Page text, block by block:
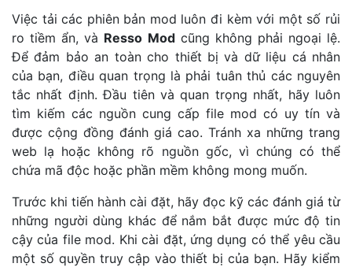
Việc tải các phiên bản mod luôn đi kèm với một số rủi
ro tiềm ẩn, và Resso Modcũng không phải ngoại lệ.
Để đảm bảo an toàn cho thiết bị và dữ liệu cá nhân
của bạn, điều quan trọng là phải tuân thủ các nguyên
tắc nhất định. Đầu tiên và quan trọng nhất, hãy luôn
tìm kiếm các nguồn cung cấp file mod có uy tín và
được cộng đồng đánh giá cao. Tránh xa những trang
web lạ hoặc không rõ nguồn gốc, vì chúng có thể
chứa mã độc hoặc phần mềm không mong muốn.
Trước khi tiến hành cài đặt, hãy đọc kỹ các đánh giá từ
những người dùng khác để nắm bắt được mức độ tin
cậy của file mod. Khi cài đặt, ứng dụng có thể yêu cầu
một số quyền truy cập vào thiết bị của bạn. Hãy kiểm